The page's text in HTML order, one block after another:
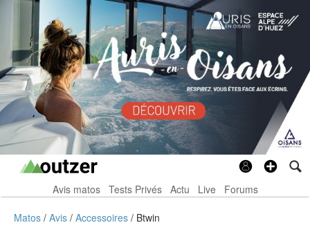
Avis matos Tests Privés Actu Live Forums
Matos Avis Accessoires Btwin